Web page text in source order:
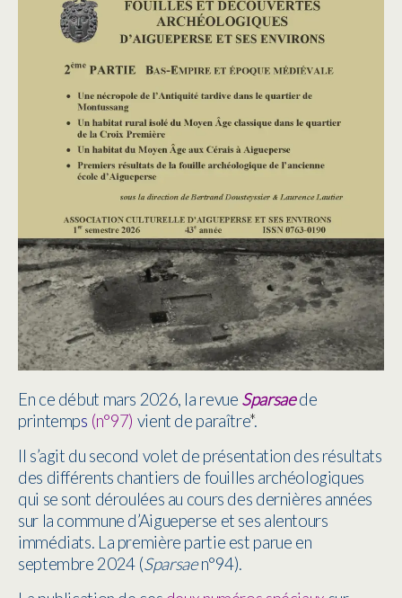
En ce début mars 2026, la revue Sparsaede
printemps (n°97) vient de paraître*.
Il s’agit du second volet de présentation des résultats
des différents chantiers de fouilles archéologiques
qui se sont déroulées au cours des dernières années
sur la commune d’Aigueperse et ses alentours
immédiats. La première partie est parue en
septembre 2024 (Sparsaen°94).